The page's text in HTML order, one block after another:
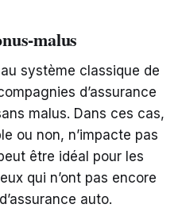
malus
système classique de
d’assurance
malus. Dans ces cas,
ou non, n’impacte pas
être idéal pour les
qui n’ont pas encore
auto.